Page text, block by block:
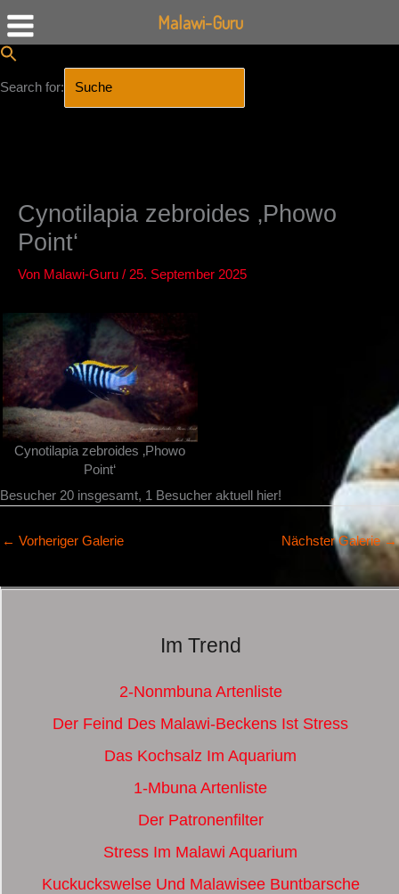
Search for:
Cynotilapia zebroides ‚Phowo
Point‘
Von Malawi-Guru / 25. September 2025
Cynotilapia zebroides ‚Phowo
Point‘
Besucher 20 insgesamt, 1 Besucher aktuell hier!
← Vorheriger Galerie Nächster Galerie→
Im Trend
2-Nonmbuna Artenliste
Der Feind Des Malawi-Beckens Ist Stress
Das Kochsalz Im Aquarium
1-Mbuna Artenliste
Der Patronenfilter
Stress Im Malawi Aquarium
Kuckuckswelse Und Malawisee Buntbarsche
Malawi-Guru